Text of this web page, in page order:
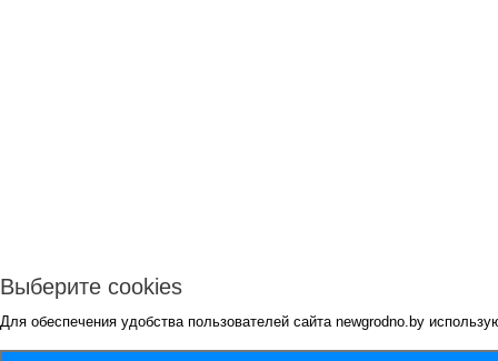
Выберите cookies
Для обеспечения удобства пользователей сайта newgrodno.by